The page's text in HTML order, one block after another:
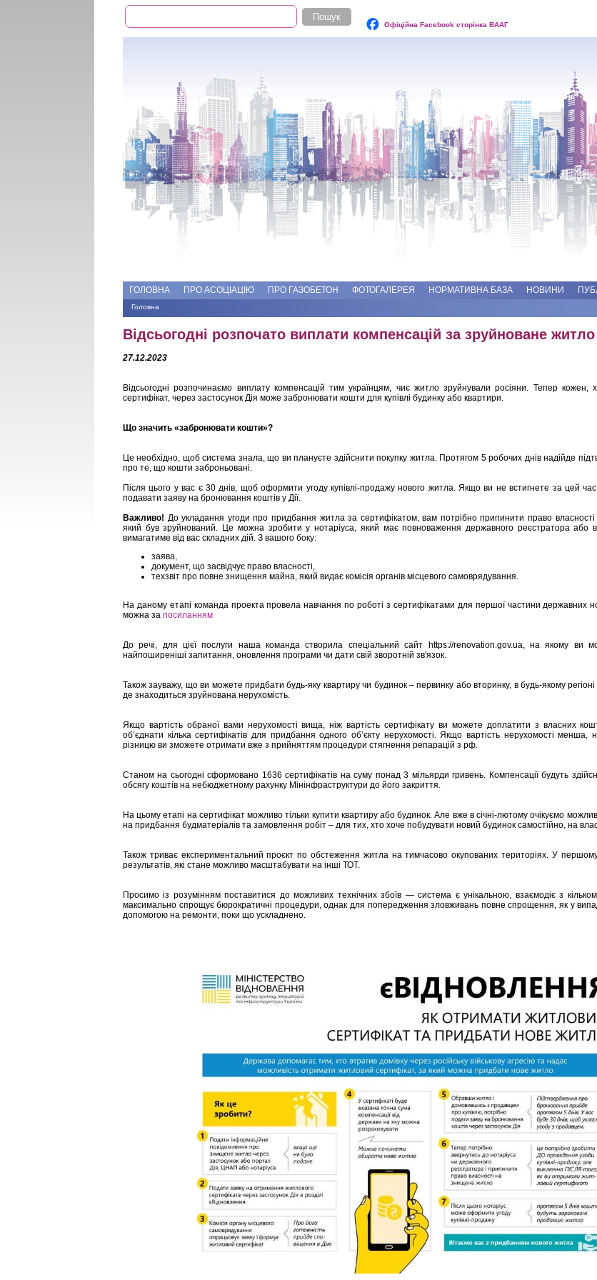
Пошукова форма
Пошук
Офіційна Facebook сторінка ВААГ
ГОЛОВНА ПРО АСОЦІАЦІЮ ПРО ГАЗОБЕТОН ФОТОГАЛЕРЕЯ НОРМАТИВНА БАЗА НОВИНИ
Ви є тут
Головна
Відсьогодні розпочато виплати компенсацій за зруйноване житло
27.12.2023
Відсьогодні розпочинаємо виплату компенсацій тим українцям, чиє житло зруйнували росіяни. Тепер
сертифікат, через застосунок Дія може забронювати кошти для купівлі будинку або квартири.
Що значить «забронювати кошти»?
Це необхідно, щоб система знала, що ви плануєте здійснити покупку житла. Протягом 5 робочих днів надійде
про те, що кошти заброньовані.
Після цього у вас є 30 днів, щоб оформити угоду купівлі-продажу нового житла. Якщо ви не встигнете за цей
подавати заяву на бронювання коштів у Дії.
Важливо! До укладання угоди про придбання житла за сертифікатом, вам потрібно припинити право власності
який був зруйнований. Це можна зробити у нотаріуса, який має повноваження державного реєстратора
вимагатиме від вас складних дій. З вашого боку:
заява,
документ, що засвідчує право власності,
техзвіт про повне знищення майна, який видає комісія органів місцевого самоврядування.
На даному етапі команда проекта провела навчання по роботі з сертифікатами для першої частини державних
можна за посиланням
До речі, для цієї послуги наша команда створила спеціальний сайт https://renovation.gov.ua , на якому ви
найпоширеніші запитання, оновлення програми чи дати свій зворотній зв'язок.
Також зауважу, що ви можете придбати будь-яку квартиру чи будинок – первинку або вторинку, в будь-якому регіоні
де знаходиться зруйнована нерухомість.
Якщо вартість обраної вами нерухомості вища, ніж вартість сертифікату ви можете доплатити з власних
об’єднати кілька сертифікатів для придбання одного об’єкту нерухомості. Якщо вартість нерухомості менша,
різницю ви зможете отримати вже з прийняттям процедури стягнення репарацій з рф.
Станом на сьогодні сформовано 1636 сертифікатів на суму понад 3 мільярди гривень. Компенсації будуть
обсягу коштів на небюджетному рахунку Мінінфраструктури до його закриття.
На цьому етапі на сертифікат можливо тільки купити квартиру або будинок. Але вже в січні-лютому очікуємо
на придбання будматеріалів та замовлення робіт – для тих, хто хоче побудувати новий будинок самостійно, на
Також триває експериментальний проєкт по обстеження житла на тимчасово окупованих територіях. У
результатів, які стане можливо масштабувати на інші ТОТ.
Просимо із розумінням поставитися до можливих технічних збоїв — система є унікальною, взаємодіє з
максимально спрощує бюрократичні процедури, однак для попередження зловживань повне спрощення, як у
допомогою на ремонти, поки що ускладнено.